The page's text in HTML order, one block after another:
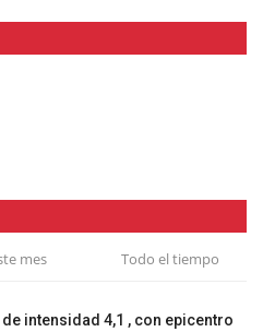
mes Todo el tiempo
intensidad 4,1 , con epicentro